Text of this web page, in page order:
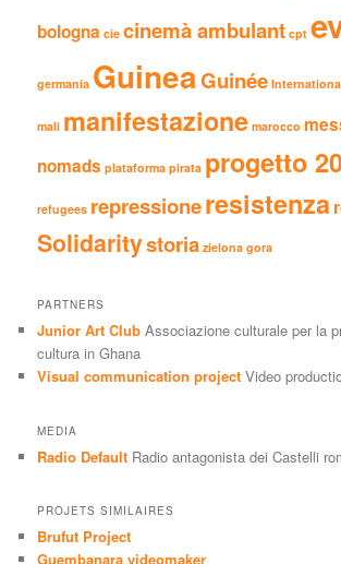
bologna cie cinemà ambulant cpt
germania GuineaGuinée
mali manifestazione marocco
nomads plataforma pirata progetto
refugees repressioneresistenza
Solidaritystoria zielona gora
PARTNERS
Junior Art Club Associazione culturale per la
cultura in Ghana
Visual communication project Video
MEDIA
Radio Default Radio antagonista dei Castelli
PROJETS SIMILAIRES
Brufut Project
Guembanara videomaker